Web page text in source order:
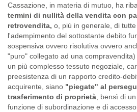
Cassazione, in materia di mutuo, ha
termini di nullità della vendita con
retrovendita, o, più in generale, di
l'adempimento del sottostante debito
sospensiva ovvero risolutiva ovvero
"puro" collegato ad una
un più complesso tessuto negoziale,
preesistenza di un rapporto credito-
acquirente, siano "piegate" al
trasferimento di proprietà , bensì di
funzione di subordinazione e di